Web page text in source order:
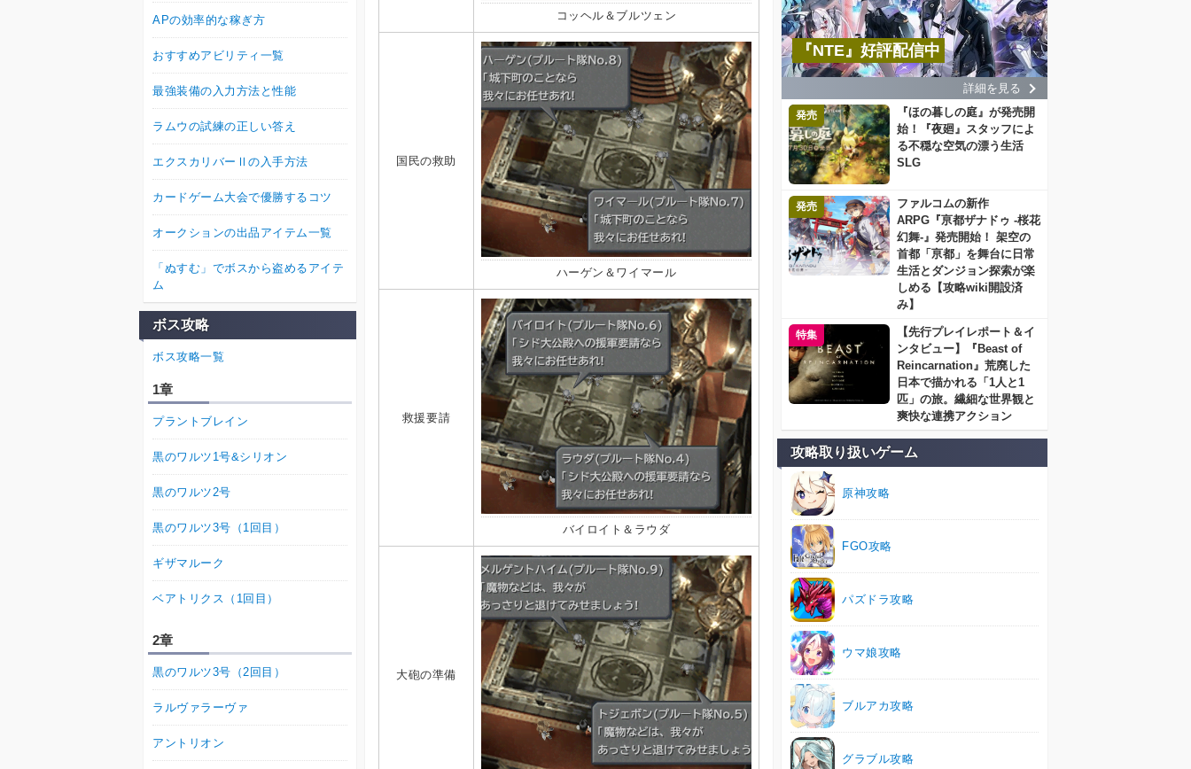
コッヘル＆ブルツェン
国民の救助
ハーゲン＆ワイマール
救援要請
バイロイト＆ラウダ
大砲の準備
『NTE』好評配信中
詳細を見る
発売
『ほの暮しの庭』が発売開
始！『夜廻』スタッフによ
る不穏な空気の漂う生活
SLG
発売
ファルコムの新作
ARPG『亰都ザナドゥ -桜花
幻舞-』発売開始！ 架空の
首都「亰都」を舞台に日常
生活とダンジョン探索が楽
しめる【攻略wiki開設済
み】
特集
【先行プレイレポート＆イ
ンタビュー】『Beast of
Reincarnation』荒廃した
日本で描かれる「1人と1
匹」の旅。繊細な世界観と
爽快な連携アクション
攻略取り扱いゲーム
原神攻略
FGO攻略
パズドラ攻略
ウマ娘攻略
ブルアカ攻略
グラブル攻略
APの効率的な稼ぎ方
おすすめアビリティ一覧
最強装備の入力方法と性能
ラムウの試練の正しい答え
エクスカリバーⅡの入手方法
カードゲーム大会で優勝するコツ
オークションの出品アイテム一覧
「ぬすむ」でボスから盗めるアイテ
ム
ボス攻略
ボス攻略一覧
1章
プラントブレイン
黒のワルツ1号&シリオン
黒のワルツ2号
黒のワルツ3号（1回目）
ギザマルーク
ベアトリクス（1回目）
2章
黒のワルツ3号（2回目）
ラルヴァラーヴァ
アントリオン